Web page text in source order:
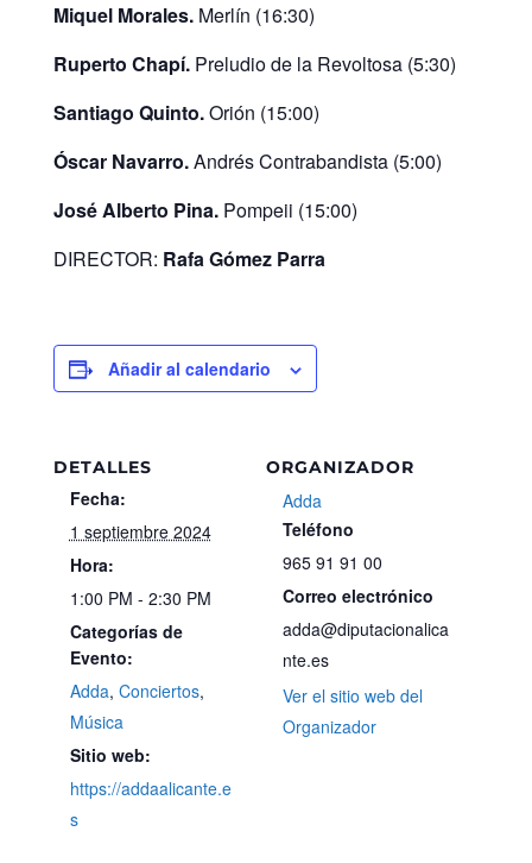
Miquel Morales. Merlín (16:30)
Ruperto Chapí. Preludio de la Revoltosa (5:30)
Santiago Quinto.Orión (15:00)
Óscar Navarro.Andrés Contrabandista (5:00)
José Alberto Pina. Pompeii (15:00)
DIRECTOR: Rafa Gómez Parra
Añadir al calendario
DETALLES
Fecha:
1 septiembre 2024
Hora:
1:00 PM - 2:30 PM
Categorías de
Evento:
Adda, Conciertos,
Música
Sitio web:
https://addaalicante.e
s
ORGANIZADOR
Adda
Teléfono
965 91 91 00
Correo electrónico
adda@diputacionalica
nte.es
Ver el sitio web del
Organizador